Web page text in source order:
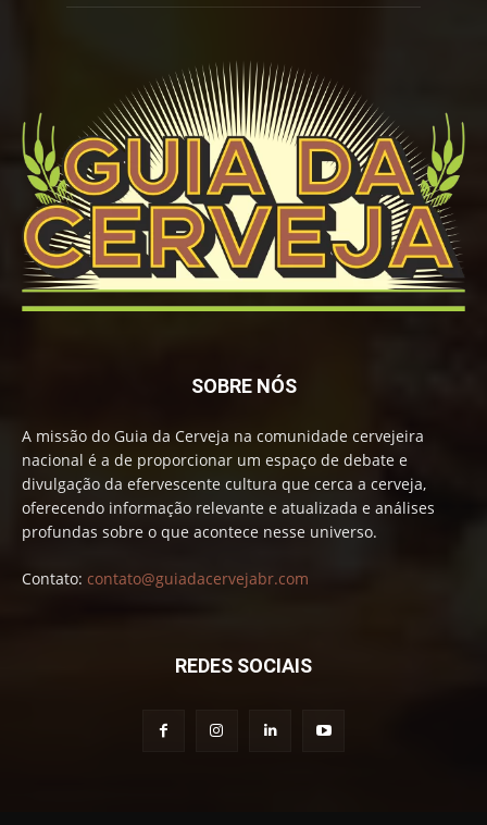
SOBRE NÓS
A missão do Guia da Cerveja na comunidade cervejeira
nacional é a de proporcionar um espaço de debate e
divulgação da efervescente cultura que cerca a cerveja,
oferecendo informação relevante e atualizada e análises
profundas sobre o que acontece nesse universo.
Contato: contato@guiadacervejabr.com
REDES SOCIAIS